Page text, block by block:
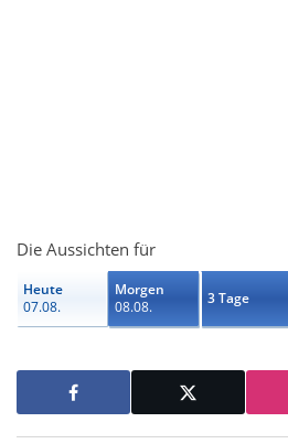
Die Aussichten für
Heute
07.08.
Morgen
08.08.
3 Tage